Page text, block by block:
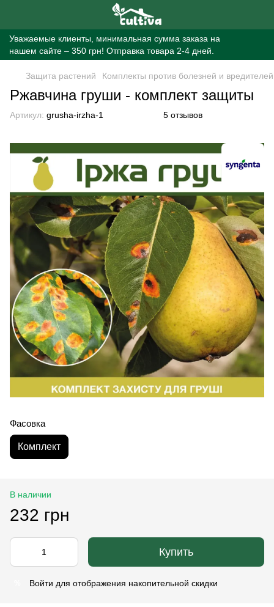
Уважаемые клиенты, минимальная сумма заказа на
нашем сайте – 350 грн! Отправка товара 2-4 дней.
Защита растений Комплекты против болезней и вредителей
Ржавчина груши - комплект защиты
Артикул: grusha-irzha-1 5 отзывов
Фасовка
Комплект
В наличии
232 грн
Купить
Войти для отображения накопительной скидки